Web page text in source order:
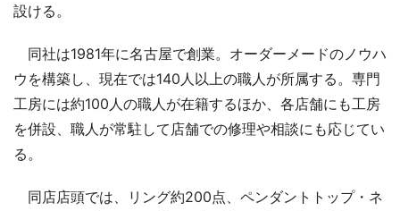
設ける。
同社は1981年に名古屋で創業。オーダーメードのノウハ
ウを構築し、現在では140人以上の職人が所属する。専門
工房には約100人の職人が在籍するほか、各店舗にも工房
を併設、職人が常駐して店舗での修理や相談にも応じてい
る。
同店店頭では、リング約200点、ペンダントトップ・ネ